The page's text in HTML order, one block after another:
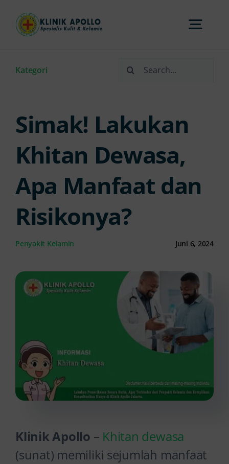
Home
Layanan
FAQs
Artikel
Kategori
Search
Simak! Lakukan
Khitan Dewasa,
Apa Manfaat dan
Risikonya?
Penyakit Kelamin Juni 6, 2024
Klinik Apollo – Khitan dewasa
(sunat) memiliki sejumlah manfaat